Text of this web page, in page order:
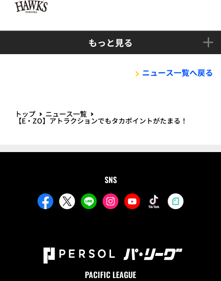
もっと見る
ニュース一覧へ戻る
トップ ニュース一覧
【E・ZO】アトラクションでもタカポイントがたまる！
SNS
PACIFIC LEAGUE